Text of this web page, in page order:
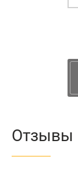
Отзывы